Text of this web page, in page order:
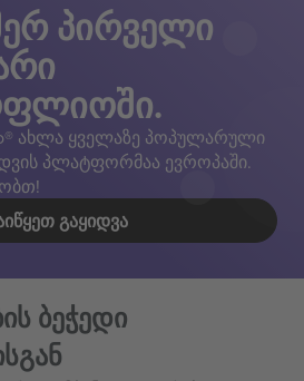
პირველი
ახლა ყველაზე პოპულარული
პლატფორმაა ევროპაში.
ᲒᲐᲧᲘᲓᲕᲐ
ბეჭედი